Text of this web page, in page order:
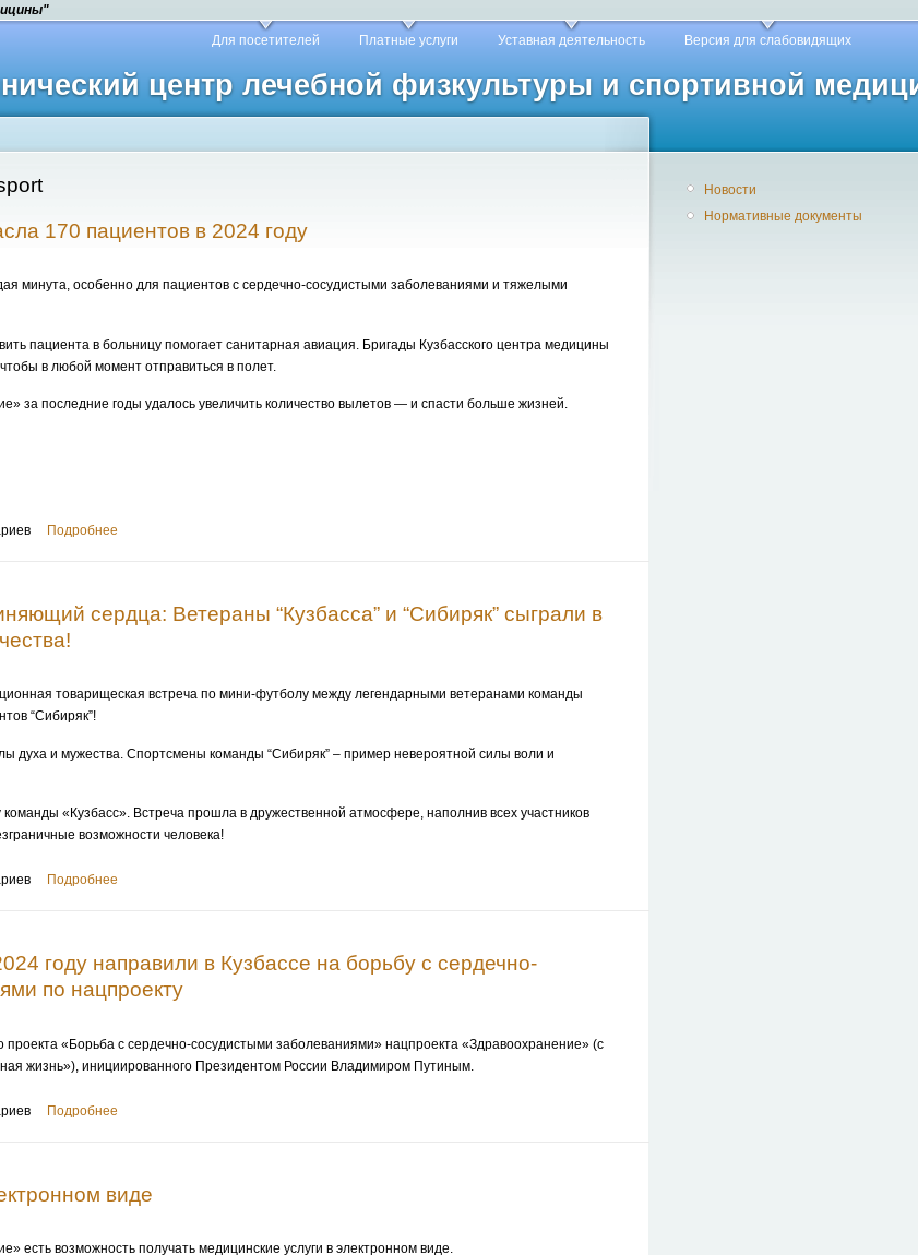
центр лечебной физкультуры и спортивной
Для посетителей Платные услуги Уставная деятельность Версия для слабовидящих
170 пациентов в 2024 году
минута, особенно для пациентов с сердечно-сосудистыми заболеваниями и тяжелыми
пациента в больницу помогает санитарная авиация. Бригады Кузбасского центра медицины
в любой момент отправиться в полет.
за последние годы удалось увеличить количество вылетов — и спасти больше жизней.
Подробнее
сердца: Ветераны “Кузбасса” и “Сибиряк” сыграли в
товарищеская встреча по мини-футболу между легендарными ветеранами команды
“Сибиряк”!
духа и мужества. Спортсмены команды “Сибиряк” – пример невероятной силы воли и
«Кузбасс». Встреча прошла в дружественной атмосфере, наполнив всех участников
возможности человека!
Подробнее
году направили в Кузбассе на борьбу с сердечно-
по нацпроекту
проекта «Борьба с сердечно-сосудистыми заболеваниями» нацпроекта «Здравоохранение» (с
жизнь»), инициированного Президентом России Владимиром Путиным.
Подробнее
виде
есть возможность получать медицинские услуги в электронном виде.
Новости
Нормативные документы